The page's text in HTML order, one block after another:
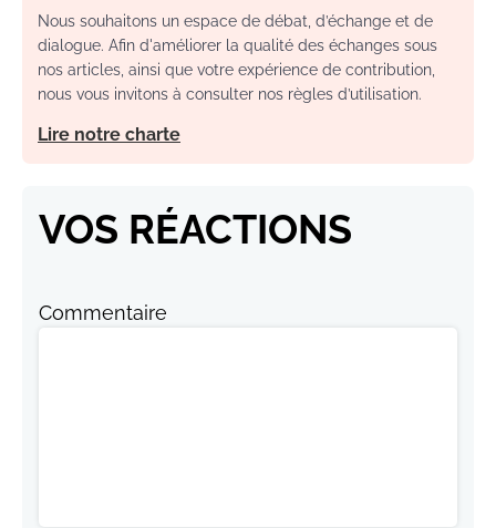
Nous souhaitons un espace de débat, d’échange et de
dialogue. Afin d'améliorer la qualité des échanges sous
nos articles, ainsi que votre expérience de contribution,
nous vous invitons à consulter nos règles d’utilisation.
Lire notre charte
VOS RÉACTIONS
Commentaire